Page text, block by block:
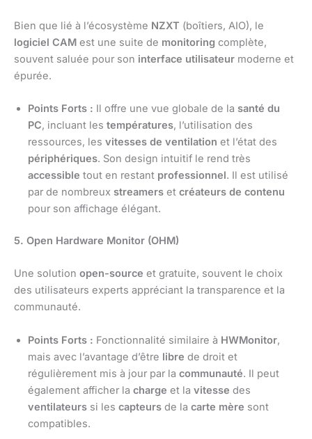
Bien que lié à l’écosystème NZXT (boîtiers, AIO), le
logiciel CAM est une suite de monitoring complète,
souvent saluée pour son interface utilisateur moderne et
épurée.
Points Forts : Il offre une vue globale de la santé du
PC, incluant les températures, l’utilisation des
ressources, les vitesses de ventilation et l’état des
périphériques. Son design intuitif le rend très
accessible tout en restant professionnel. Il est utilisé
par de nombreux streamers et créateurs de contenu
pour son affichage élégant.
5. Open Hardware Monitor (OHM)
Une solution open-source et gratuite, souvent le choix
des utilisateurs experts appréciant la transparence et la
communauté.
Points Forts : Fonctionnalité similaire à HWMonitor,
mais avec l’avantage d’être libre de droit et
régulièrement mis à jour par la communauté. Il peut
également afficher la charge et la vitesse des
ventilateurs si les capteurs de la carte mère sont
compatibles.